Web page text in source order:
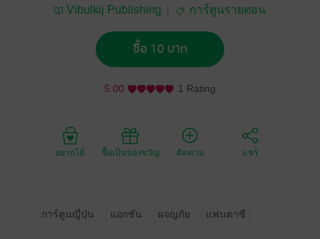
Vibulkij Publishing การ์ตูนรายตอน
ซื้อ 10 บาท
5.00 1 Rating
อยากได้ ซื้อเป็นของขวัญ ติดตาม แชร์
การ์ตูนญี่ปุ่น แอกชัน ผจญภัย แฟนตาซี